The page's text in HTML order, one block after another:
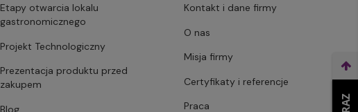
Etapy otwarcia lokalu
gastronomicznego
Projekt Technologiczny
Prezentacja produktu przed
zakupem
Blog
Kontakt i dane firmy
O nas
Misja firmy
Certyfikaty i referencje
Praca